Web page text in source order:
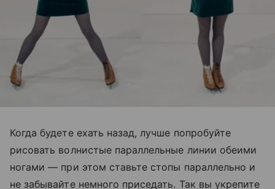
Когда будете ехать назад, лучше попробуйте
рисовать волнистые параллельные линии обеими
ногами — при этом ставьте стопы параллельно и
не забывайте немного приседать. Так вы укрепите